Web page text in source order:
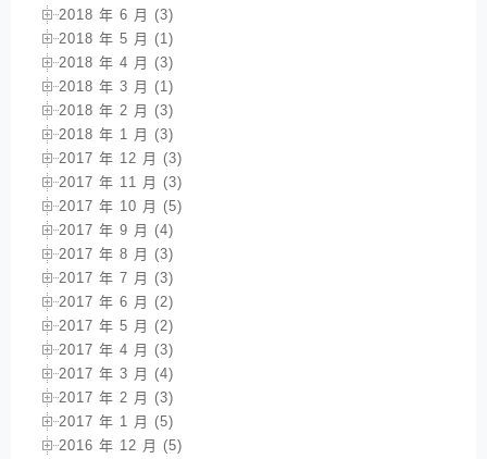
2018 年 6 月 (3)
2018 年 5 月 (1)
2018 年 4 月 (3)
2018 年 3 月 (1)
2018 年 2 月 (3)
2018 年 1 月 (3)
2017 年 12 月 (3)
2017 年 11 月 (3)
2017 年 10 月 (5)
2017 年 9 月 (4)
2017 年 8 月 (3)
2017 年 7 月 (3)
2017 年 6 月 (2)
2017 年 5 月 (2)
2017 年 4 月 (3)
2017 年 3 月 (4)
2017 年 2 月 (3)
2017 年 1 月 (5)
2016 年 12 月 (5)